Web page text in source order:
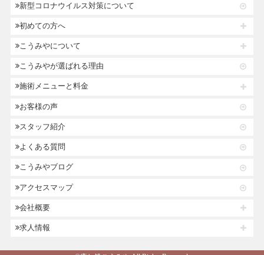
新型コロナウイルス対策について
初めての方へ
こうみやについて
こうみやが選ばれる理由
施術メニューと料金
お客様の声
スタッフ紹介
よくある質問
こうみやブログ
アクセスマップ
会社概要
求人情報